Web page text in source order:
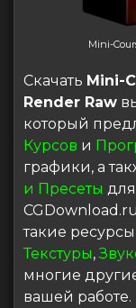
Mini-
Скачать Mini-
Render Raw
который
Курсов и
графики, а
и Пресеты
такие
Текстуры,
многие
вашей работе.